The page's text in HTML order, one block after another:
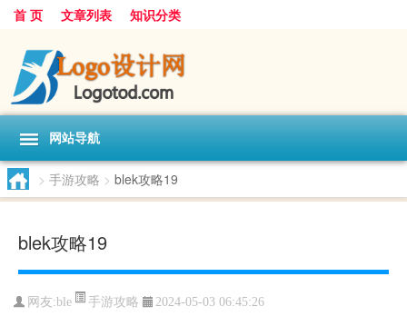
首 页 文章列表 知识分类
网站导航
> 手游攻略 > blek攻略19
blek攻略19
网友:ble 手游攻略 2024-05-03 06:45:26